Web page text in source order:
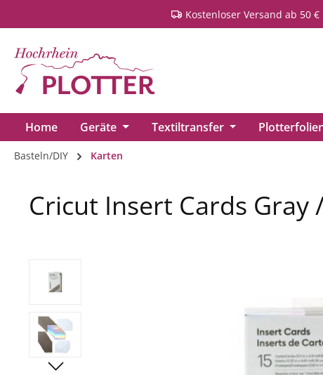
Zur Hauptnavigation springenKostenloser Versand ab 50 €
Home Geräte Textiltransfer
Basteln/DIY Karten
Cricut Insert Cards Gray